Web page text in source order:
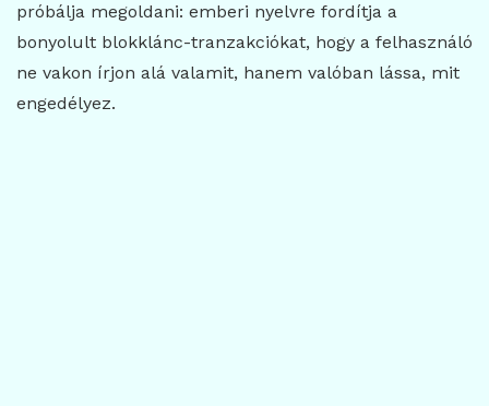
próbálja megoldani: emberi nyelvre fordítja a
bonyolult blokklánc-tranzakciókat, hogy a felhasználó
ne vakon írjon alá valamit, hanem valóban lássa, mit
engedélyez.